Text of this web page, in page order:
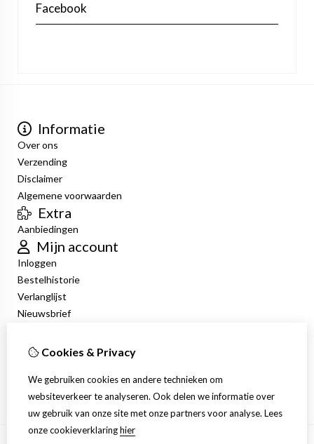
Facebook
Informatie
Over ons
Verzending
Disclaimer
Algemene voorwaarden
Extra
Aanbiedingen
Mijn account
Inloggen
Bestelhistorie
Verlanglijst
Nieuwsbrief
Contact
Sitemap
Cookies & Privacy
We gebruiken cookies en andere technieken om
websiteverkeer te analyseren. Ook delen we informatie over
uw gebruik van onze site met onze partners voor analyse. Lees
onze cookieverklaringhier